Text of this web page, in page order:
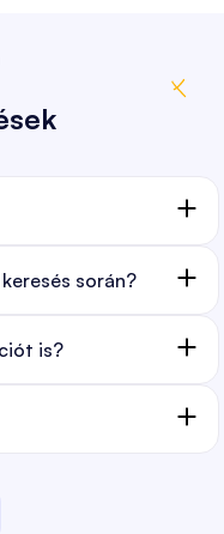
során?
is?